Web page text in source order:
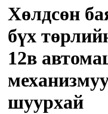
Хөлдсөн
бүх
12в
шуурхай